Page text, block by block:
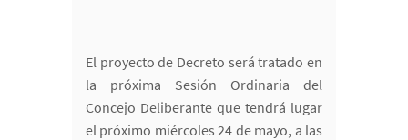
El proyecto de Decreto será tratado en
la próxima Sesión Ordinaria del
Concejo Deliberante que tendrá lugar
el próximo miércoles 24 de mayo, a las